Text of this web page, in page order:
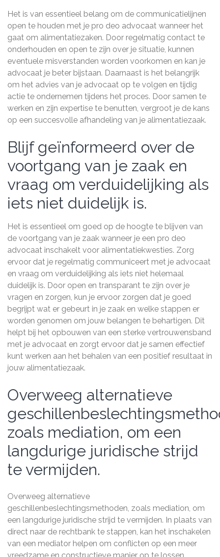
Het is van essentieel belang om de communicatielijnen
open te houden met je pro deo advocaat wanneer het
gaat om alimentatiezaken. Door regelmatig contact te
onderhouden en open te zijn over je situatie, kunnen
eventuele misverstanden worden voorkomen en kan je
advocaat je beter bijstaan. Daarnaast is het belangrijk
om het advies van je advocaat op te volgen en tijdig
actie te ondernemen tijdens het proces. Door samen te
werken en zijn expertise te benutten, vergroot je de kans
op een succesvolle afhandeling van je alimentatiezaak.
Blijf geïnformeerd over de
voortgang van je zaak en
vraag om verduidelijking als
iets niet duidelijk is.
Het is essentieel om goed op de hoogte te blijven van
de voortgang van je zaak wanneer je een pro deo
advocaat inschakelt voor alimentatiekwesties. Zorg
ervoor dat je regelmatig communiceert met je advocaat
en vraag om verduidelijking als iets niet helemaal
duidelijk is. Door open en transparant te zijn over je
vragen en zorgen, kun je ervoor zorgen dat je goed
begrijpt wat er gebeurt in je zaak en welke stappen er
worden genomen om jouw belangen te behartigen. Dit
helpt bij het opbouwen van een sterke vertrouwensband
met je advocaat en zorgt ervoor dat je samen effectief
kunt werken aan het behalen van een positief resultaat in
jouw alimentatiezaak.
Overweeg alternatieve
zoals mediation, om een
langdurige juridische strijd
te vermijden.
Overweeg alternatieve
geschillenbeslechtingsmethoden, zoals mediation, om
een langdurige juridische strijd te vermijden. In plaats van
direct naar de rechtbank te stappen, kan het inschakelen
van een mediator helpen om conflicten op een meer